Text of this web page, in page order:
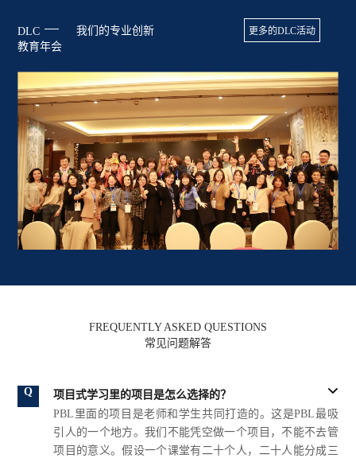
DLC
我们的专业创新
教育年会
更多的DLC活动
FREQUENTLY ASKED QUESTIONS
常见问题解答
项目式学习里的项目是怎么选择的？ 
PBL里面的项目是老师和学生共同打造的。这是PBL最吸
引人的一个地方。我们不能凭空做一个项目，不能不去管
项目的意义。假设一个课堂有二十个人，二十人能分成三